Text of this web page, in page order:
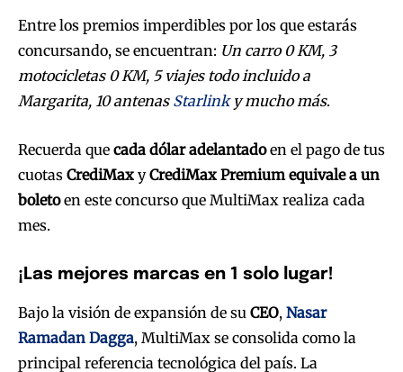
Entre los premios imperdibles por los que estarás
concursando, se encuentran: Un carro 0 KM, 3
motocicletas 0 KM, 5 viajes todo incluido a
Margarita, 10 antenas Starlinky mucho más.
Recuerda que cada dólar adelantadoen el pago de tus
cuotas CrediMax yCrediMax Premium equivale a un
boletoen este concurso que MultiMax realiza cada
mes.
¡Las mejores marcas en 1 solo lugar!
Bajo la visión de expansión de su CEO, Nasar
Ramadan Dagga, MultiMax se consolida como la
principal referencia tecnológica del país. La